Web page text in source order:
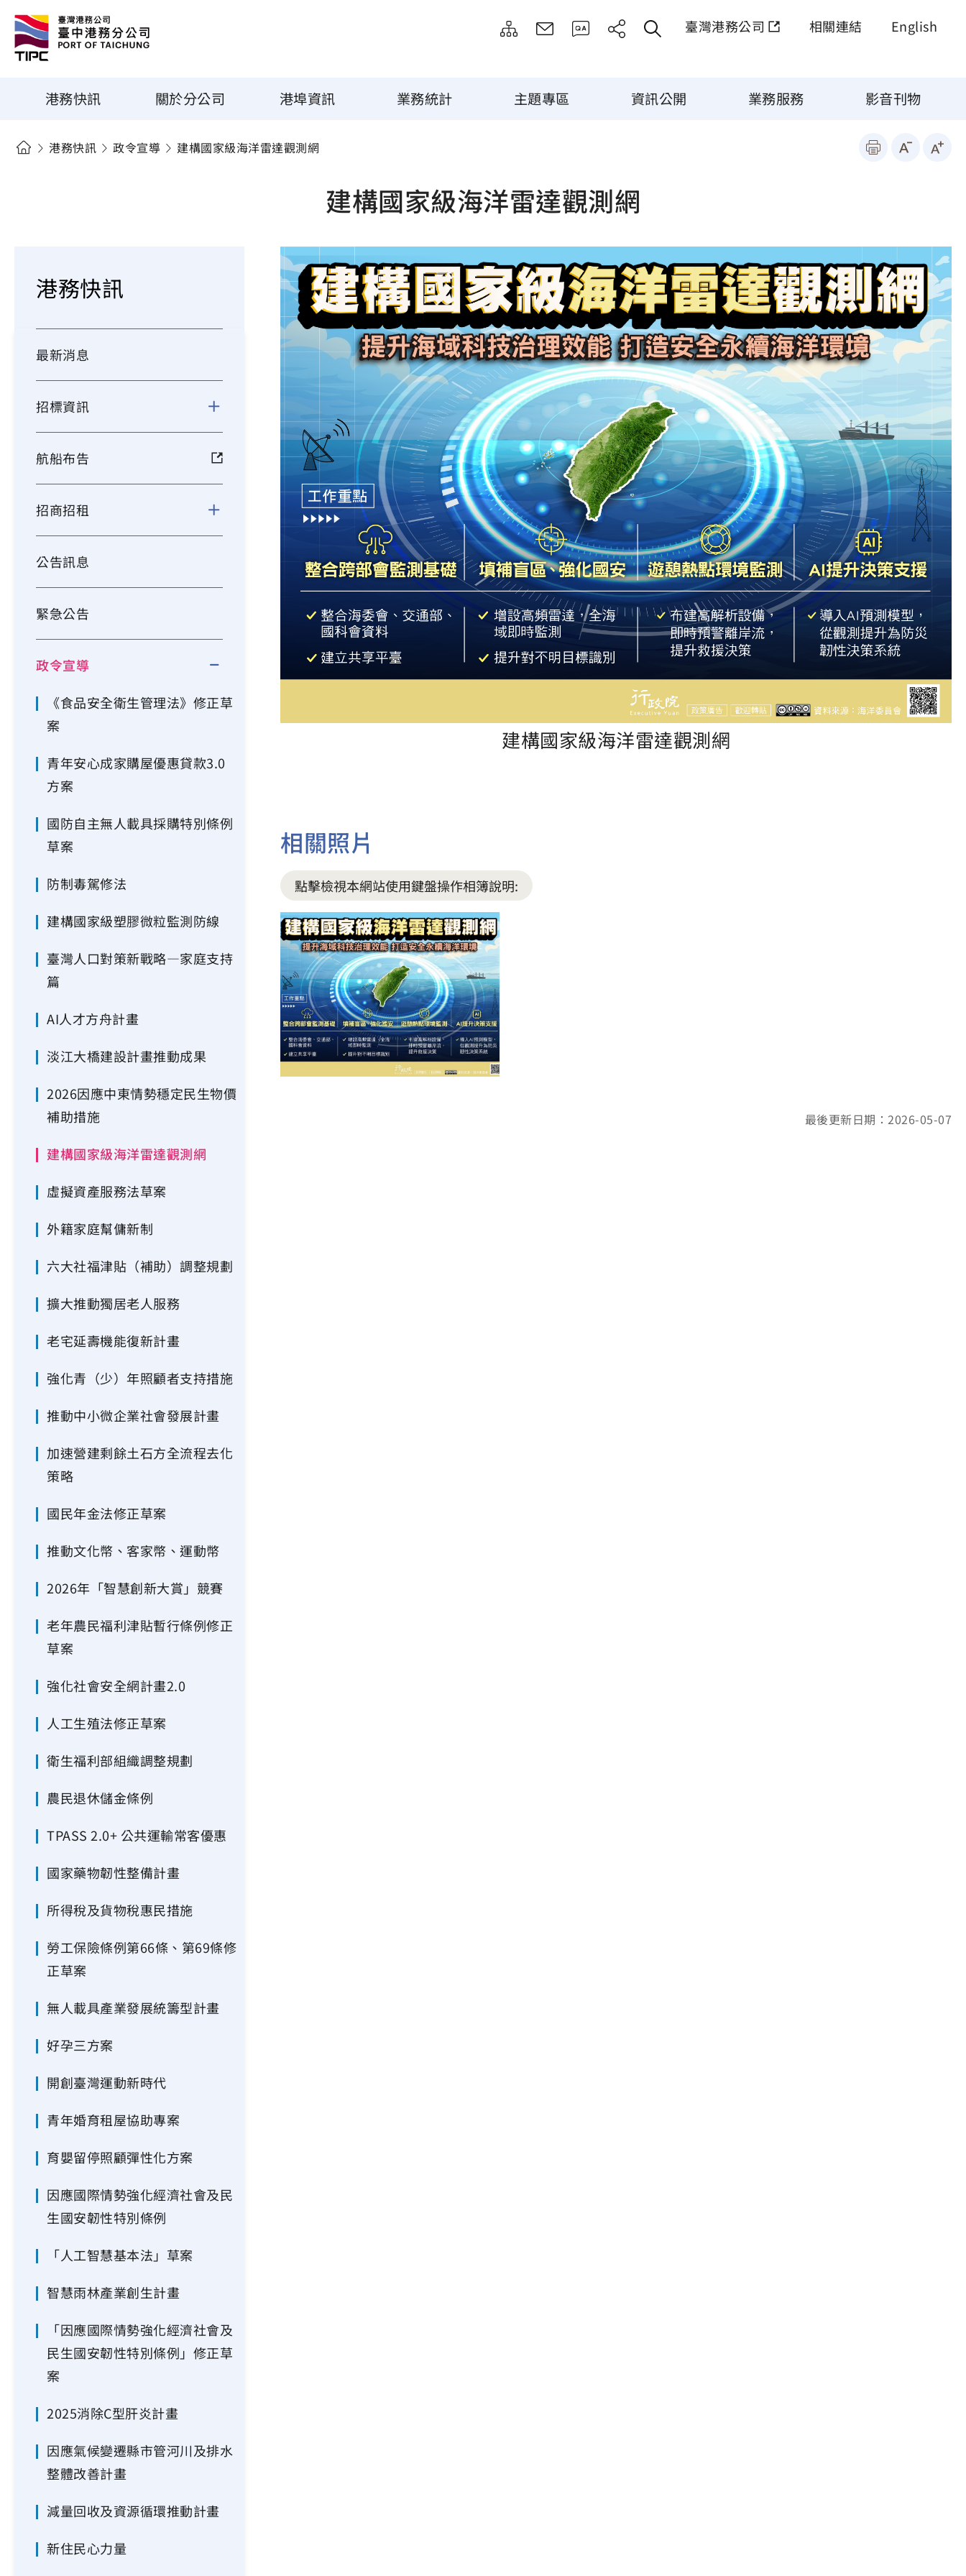
臺灣港務公司 相關連結 English
港務快訊 關於分公司 港埠資訊 業務統計 主題專區 資訊公開 業務服務 影音刊物
港務快訊 政令宣導 建構國家級海洋雷達觀測網
建構國家級海洋雷達觀測網
港務快訊
最新消息
招標資訊
航船布告
招商招租
公告訊息
緊急公告
政令宣導
《食品安全衛生管理法》修正草
案
青年安心成家購屋優惠貸款3.0
方案
國防自主無人載具採購特別條例
草案
防制毒駕修法
建構國家級塑膠微粒監測防線
臺灣人口對策新戰略—家庭支持
篇
AI人才方舟計畫
淡江大橋建設計畫推動成果
2026因應中東情勢穩定民生物價
補助措施
建構國家級海洋雷達觀測網
虛擬資產服務法草案
外籍家庭幫傭新制
六大社福津貼（補助）調整規劃
擴大推動獨居老人服務
老宅延壽機能復新計畫
強化青（少）年照顧者支持措施
推動中小微企業社會發展計畫
加速營建剩餘土石方全流程去化
策略
國民年金法修正草案
推動文化幣、客家幣、運動幣
2026年「智慧創新大賞」競賽
老年農民福利津貼暫行條例修正
草案
強化社會安全網計畫2.0
人工生殖法修正草案
衛生福利部組織調整規劃
農民退休儲金條例
TPASS 2.0+ 公共運輸常客優惠
國家藥物韌性整備計畫
所得稅及貨物稅惠民措施
勞工保險條例第66條、第69條修
正草案
無人載具產業發展統籌型計畫
好孕三方案
開創臺灣運動新時代
青年婚育租屋協助專案
育嬰留停照顧彈性化方案
因應國際情勢強化經濟社會及民
生國安韌性特別條例
「人工智慧基本法」草案
智慧雨林產業創生計畫
「因應國際情勢強化經濟社會及
民生國安韌性特別條例」修正草
案
2025消除C型肝炎計畫
因應氣候變遷縣市管河川及排水
整體改善計畫
減量回收及資源循環推動計畫
新住民心力量
建構國家級海洋雷達觀測網
相關照片
點擊檢視本網站使用鍵盤操作相簿說明:
最後更新日期：2026-05-07